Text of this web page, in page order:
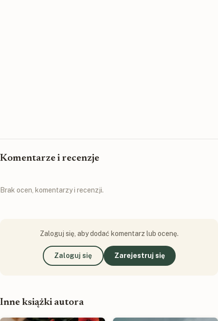
Komentarze i recenzje
Brak ocen, komentarzy i recenzji.
Zaloguj się, aby dodać komentarz lub ocenę.
Zaloguj się Zarejestruj się
Inne książki autora